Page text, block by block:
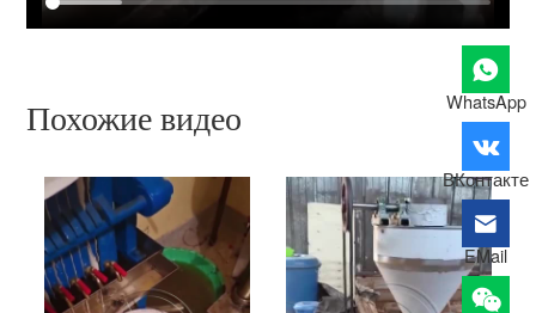
Похожие видео WhatsApp
ВКонтакте
EMail